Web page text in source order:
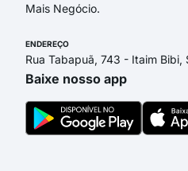
Mais Negócio.
ENDEREÇO
Rua Tabapuã, 743 - Itaim Bibi,
Baixe nosso app